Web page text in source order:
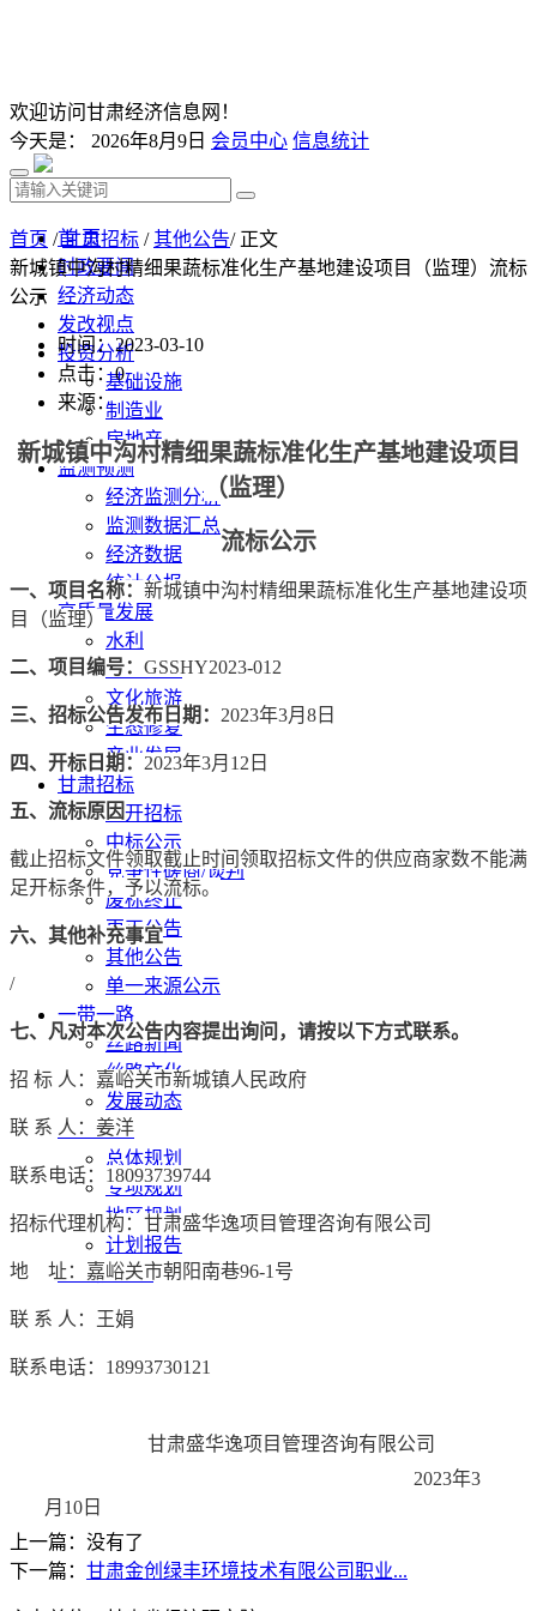
欢迎访问甘肃经济信息网！
今天是： 2026年8月9日 会员中心 信息统计
首 页
时政要闻
经济动态
发改视点
投资分析
基础设施
制造业
房地产
监测预测
经济监测分析
监测数据汇总
经济数据
统计公报
高质量发展
水利
污染防治
文化旅游
生态修复
产业发展
甘肃招标
公开招标
中标公示
竞争性磋商/谈判
废标终止
更正公告
其他公告
单一来源公示
一带一路
丝路新闻
丝路文化
发展动态
发展规划
总体规划
专项规划
地区规划
计划报告
研究院动态
首页 /甘肃招标 /其他公告/ 正文
新城镇中沟村精细果蔬标准化生产基地建设项目（监理）流标
公示
时间：2023-03-10
点击：0
来源：
新城镇中沟村精细果蔬标准化生产基地建设项目
（监理）
流标公示
一、项目名称： 新城镇中沟村精细果蔬标准化生产基地建设项
目（监理）
二、项目编号： GSSHY2023-012
三、招标公告发布日期： 2023年3月8日
四、开标日期： 2023年3月12日
五、流标原因
截止招标文件领取截止时间领取招标文件的供应商家数不能满
足开标条件，予以流标。
六、其他补充事宜
/
七、凡对本次公告内容提出询问，请按以下方式联系。
招 标 人：嘉峪关市新城镇人民政府
联 系 人：姜洋
联系电话： 18093739744
招标代理机构：甘肃盛华逸项目管理咨询有限公司
地 址：嘉峪关市朝阳南巷96-1号
联 系 人：王娟
联系电话： 18993730121
甘肃盛华逸项目管理咨询有限公司
2023年3
月10日
上一篇：没有了
下一篇： 甘肃金创绿丰环境技术有限公司职业...